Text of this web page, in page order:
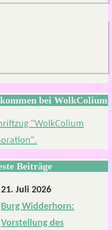
bei WolkColium
Beiträge
21. Juli 2026
Burg Widderhorn:
Vorstellung des